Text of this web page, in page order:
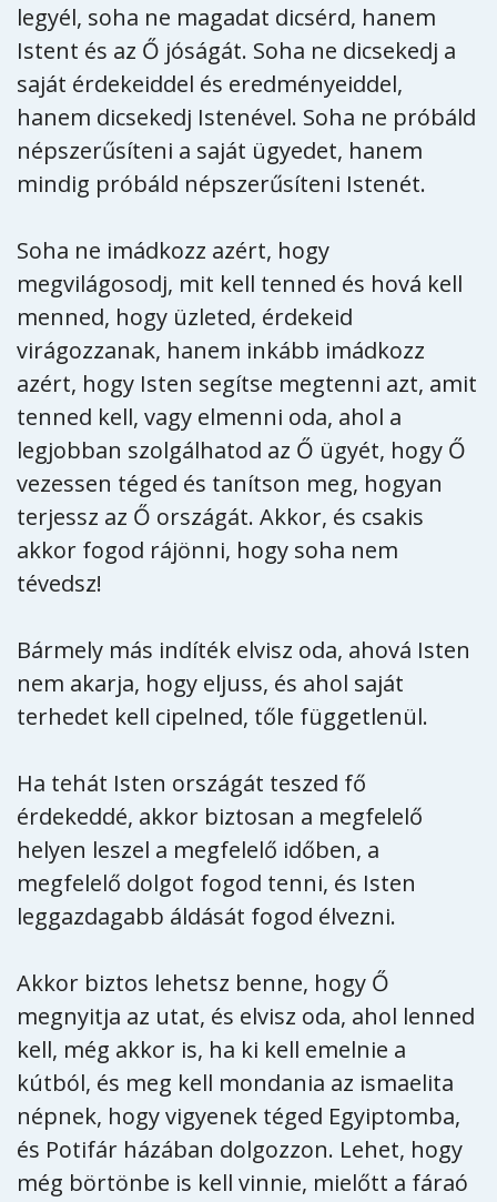
legyél, soha ne magadat dicsérd, hanem
Istent és az Ő jóságát. Soha ne dicsekedj a
saját érdekeiddel és eredményeiddel,
hanem dicsekedj Istenével. Soha ne próbáld
népszerűsíteni a saját ügyedet, hanem
mindig próbáld népszerűsíteni Istenét.
Soha ne imádkozz azért, hogy
megvilágosodj, mit kell tenned és hová kell
menned, hogy üzleted, érdekeid
virágozzanak, hanem inkább imádkozz
azért, hogy Isten segítse megtenni azt, amit
tenned kell, vagy elmenni oda, ahol a
legjobban szolgálhatod az Ő ügyét, hogy Ő
vezessen téged és tanítson meg, hogyan
terjessz az Ő országát. Akkor, és csakis
akkor fogod rájönni, hogy soha nem
tévedsz!
Bármely más indíték elvisz oda, ahová Isten
nem akarja, hogy eljuss, és ahol saját
terhedet kell cipelned, tőle függetlenül.
Ha tehát Isten országát teszed fő
érdekeddé, akkor biztosan a megfelelő
helyen leszel a megfelelő időben, a
megfelelő dolgot fogod tenni, és Isten
leggazdagabb áldását fogod élvezni.
Akkor biztos lehetsz benne, hogy Ő
megnyitja az utat, és elvisz oda, ahol lenned
kell, még akkor is, ha ki kell emelnie a
kútból, és meg kell mondania az ismaelita
népnek, hogy vigyenek téged Egyiptomba,
és Potifár házában dolgozzon. Lehet, hogy
még börtönbe is kell vinnie, mielőtt a fáraó